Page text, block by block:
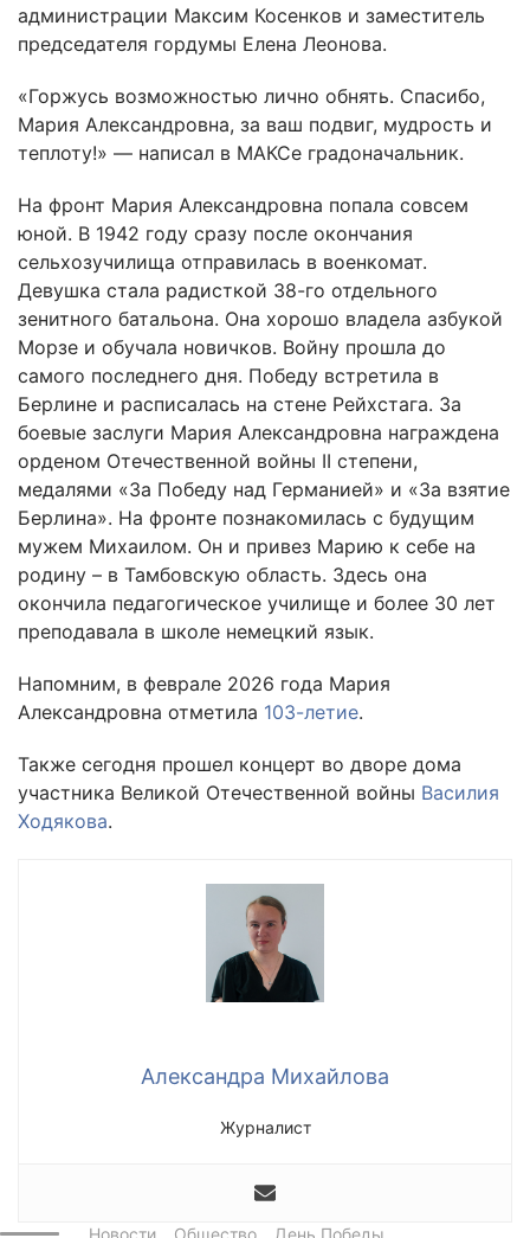
администрации Максим Косенков и заместитель
председателя гордумы Елена Леонова.
«Горжусь возможностью лично обнять. Спасибо,
Мария Александровна, за ваш подвиг, мудрость и
теплоту!» — написал в МАКСе градоначальник.
На фронт Мария Александровна попала совсем
юной. В 1942 году сразу после окончания
сельхозучилища отправилась в военкомат.
Девушка стала радисткой 38-го отдельного
зенитного батальона. Она хорошо владела азбукой
Морзе и обучала новичков. Войну прошла до
самого последнего дня. Победу встретила в
Берлине и расписалась на стене Рейхстага. За
боевые заслуги Мария Александровна награждена
орденом Отечественной войны II степени,
медалями «За Победу над Германией» и «За взятие
Берлина». На фронте познакомилась с будущим
мужем Михаилом. Он и привез Марию к себе на
родину – в Тамбовскую область. Здесь она
окончила педагогическое училище и более 30 лет
преподавала в школе немецкий язык.
Напомним, в феврале 2026 года Мария
Александровна отметила 103-летие.
Также сегодня прошел концерт во дворе дома
участника Великой Отечественной войны Василия
Ходякова.
Александра Михайлова
Журналист